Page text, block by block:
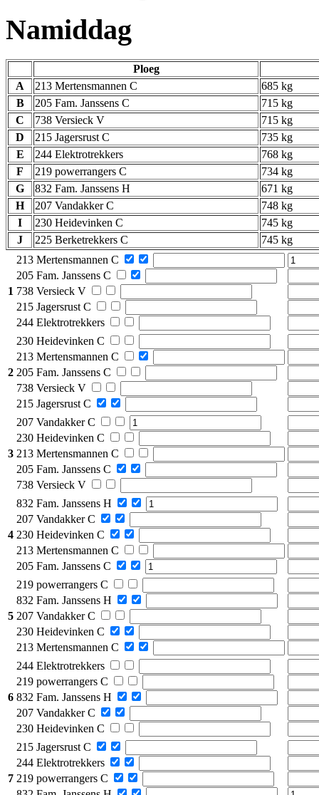
Namiddag
Ploeg
A
213 Mertensmannen C
685 kg
B
205 Fam. Janssens C
715 kg
C
738 Versieck V
715 kg
D
215 Jagersrust C
735 kg
E
244 Elektrotrekkers
768 kg
F
219 powerrangers C
734 kg
G
832 Fam. Janssens H
671 kg
H
207 Vandakker C
748 kg
I
230 Heidevinken C
745 kg
J
225 Berketrekkers C 745 kg
1
213 Mertensmannen C
205 Fam. Janssens C
738 Versieck V
215 Jagersrust C
244 Elektrotrekkers
2
230 Heidevinken C
213 Mertensmannen C
205 Fam. Janssens C
738 Versieck V
215 Jagersrust C
3
207 Vandakker C
230 Heidevinken C
213 Mertensmannen C
205 Fam. Janssens C
738 Versieck V
4
832 Fam. Janssens H
207 Vandakker C
230 Heidevinken C
213 Mertensmannen C
205 Fam. Janssens C
5
219 powerrangers C
832 Fam. Janssens H
207 Vandakker C
230 Heidevinken C
213 Mertensmannen C
6
244 Elektrotrekkers
219 powerrangers C
832 Fam. Janssens H
207 Vandakker C
230 Heidevinken C
7
215 Jagersrust C
244 Elektrotrekkers
219 powerrangers C